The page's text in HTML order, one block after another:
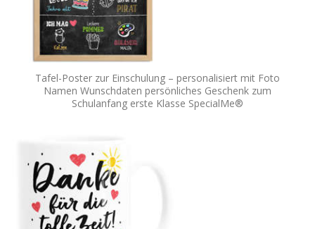
Tafel-Poster zur Einschulung – personalisiert mit Foto
Namen Wunschdaten persönliches Geschenk zum
Schulanfang erste Klasse SpecialMe®